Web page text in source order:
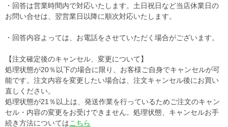
・回答は営業時間内で対応いたします。土日祝日など当店休業日の
お問い合せは、翌営業日以降に順次対応いたします。
・回答内容よっては、お電話をさせていただく場合がございます。
【注文確定後のキャンセル、変更について】
処理状態が20％以下の場合に限り、お客様ご自身でキャンセルが可
能です。注文内容を変更したい場合は、注文キャンセル後にお買い
直しください。
処理状態が21％以上は、発送作業を行っているためご注文のキャン
セル・内容の変更をお受けできません。処理状態、キャンセルお手
続き方法についてはこちら